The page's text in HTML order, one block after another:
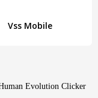
Vss Mobile
Evolution Clicker